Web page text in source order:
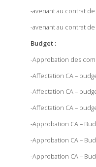
-avenant au contrat de
-avenant au contrat
Budget :
-Approbation des
-Affectation CA –
-Affectation CA –
-Affectation CA –
-Approbation CA –
-Approbation CA –
-Approbation CA –